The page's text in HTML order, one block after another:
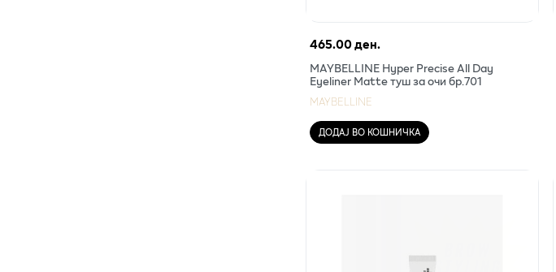
465.00 ден.
MAYBELLINE Hyper Precise All Day
Eyeliner Matte туш за очи бр.701
MAYBELLINE
ДОДАЈ ВО КОШНИЧКА